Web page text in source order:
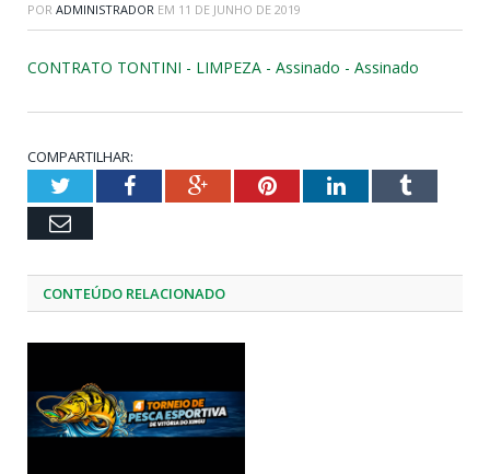
POR ADMINISTRADOR EM 11 DE JUNHO DE 2019
CONTRATO TONTINI - LIMPEZA - Assinado - Assinado
COMPARTILHAR:
TwitterFacebookGoogle+PinterestLinkedInTumblr
Email
CONTEÚDO RELACIONADO